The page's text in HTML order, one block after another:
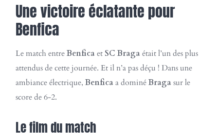
Une victoire éclatante pour
Benfica
Le match entreBenficaet SC Bragaétait l’un des plus
attendus de cette journée. Et il n’a pas déçu ! Dans une
ambiance électrique,Benficaa dominéBragasur le
score de 6-2.
Le film du match